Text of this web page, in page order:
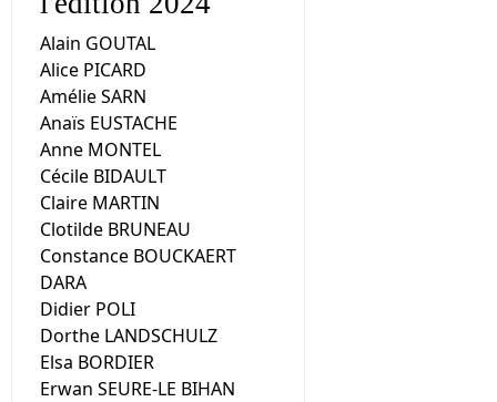
Alain GOUTAL
Alice PICARD
Amélie SARN
Anaïs EUSTACHE
Anne MONTEL
Cécile BIDAULT
Claire MARTIN
Clotilde BRUNEAU
Constance BOUCKAERT
DARA
Didier POLI
Dorthe LANDSCHULZ
Elsa BORDIER
Erwan SEURE-LE BIHAN